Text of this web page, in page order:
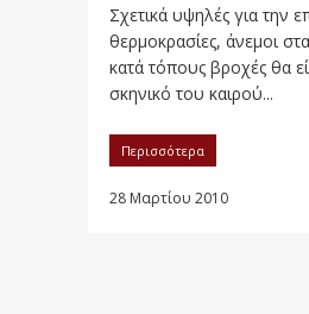
Σχετικά υψηλές για την
θερμοκρασίες, άνεμοι
κατά τόπους βροχές θα
σκηνικό του καιρού...
Περισσότερα
28 Μαρτίου 2010